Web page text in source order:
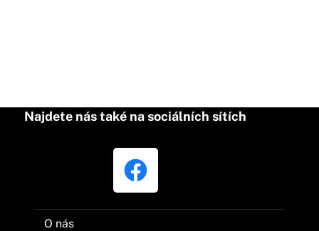
Najdete nás také na sociálních sítích
O nás